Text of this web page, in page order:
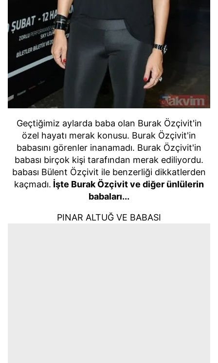
Geçtiğimiz aylarda baba olan Burak Özçivit'in
özel hayatı merak konusu. Burak Özçivit'in
babasını görenler inanamadı. Burak Özçivit'in
babası birçok kişi tarafından merak ediliyordu.
babası Bülent Özçivit ile benzerliği dikkatlerden
kaçmadı. İşte Burak Özçivit ve diğer ünlülerin
babaları...
PINAR ALTUĞ VE BABASI